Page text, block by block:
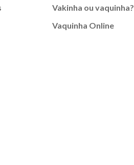
Vakinha ou vaquinha?
Vaquinha Online